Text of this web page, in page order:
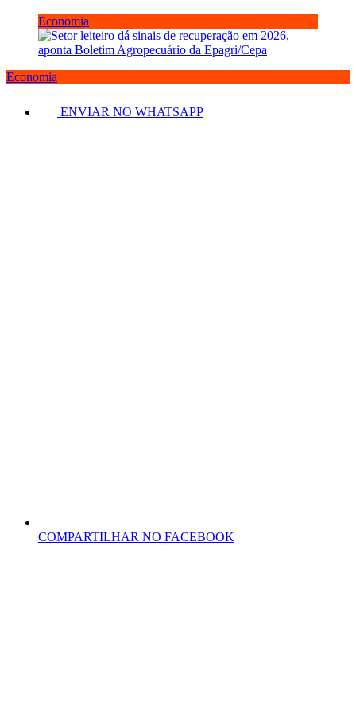
Economia
Economia
ENVIAR NO WHATSAPP
COMPARTILHAR NO FACEBOOK